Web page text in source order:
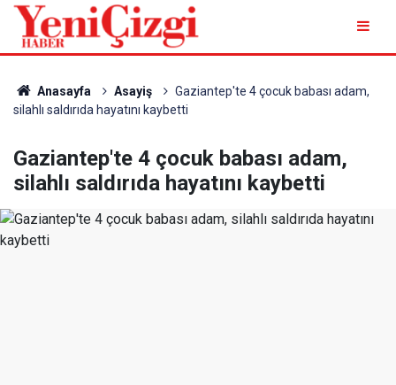
Anasayfa Asayiş
Gaziantep'te 4 çocuk babası adam,
silahlı saldırıda hayatını kaybetti
Gaziantep'te 4 çocuk babası adam,
silahlı saldırıda hayatını kaybetti